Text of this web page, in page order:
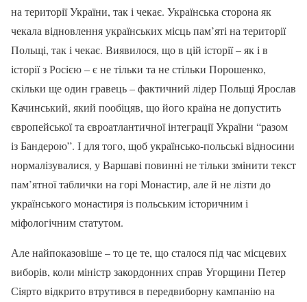
на території України, так і чекає. Українська сторона як
чекала відновлення українських місць пам’яті на території
Польщі, так і чекає. Виявилося, що в цій історії – як і в
історії з Росією – є не тільки та не стільки Порошенко,
скільки ще один гравець – фактичний лідер Польщі Ярослав
Качинський, який пообіцяв, що його країна не допустить
європейської та євроатлантичної інтеграції України “разом
із Бандерою”. І для того, щоб українсько-польські відносини
нормалізувалися, у Варшаві повинні не тільки змінити текст
пам’ятної таблички на горі Монастир, але й не лізти до
українського монастиря із польським історичним і
міфологічним статутом.
Але найпоказовіше – то це те, що сталося під час місцевих
виборів, коли міністр закордонних справ Угорщини Петер
Сіярто відкрито втрутився в передвиборну кампанію на